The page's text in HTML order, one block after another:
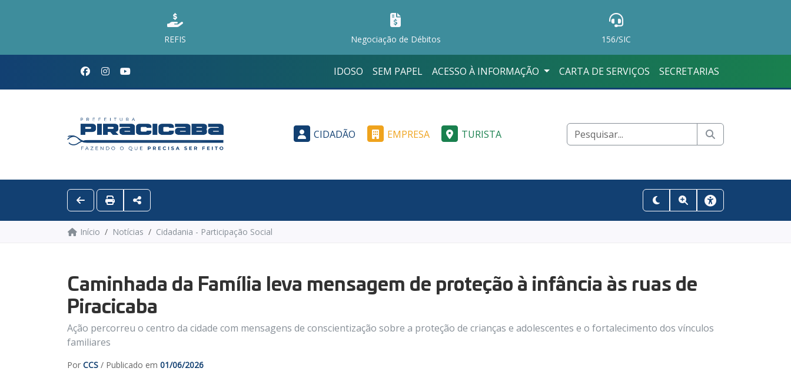
REFIS Negociação de Débitos 156/SIC
IDOSO SEM PAPEL ACESSO À INFORMAÇÃO CARTA DE SERVIÇOS SECRETARIAS
CIDADÃO EMPRESA TURISTA
Início Notícias Cidadania - Participação Social
Caminhada da Família leva mensagem de proteção à infância às ruas de
Piracicaba
Ação percorreu o centro da cidade com mensagens de conscientização sobre a proteção de crianças e adolescentes e o fortalecimento dos vínculos
familiares
Por CCS / Publicado em 01/06/2026